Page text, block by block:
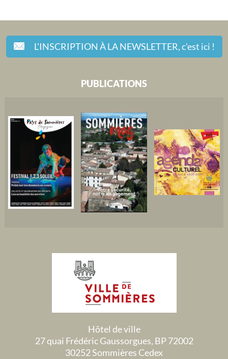
L'INSCRIPTION À LA NEWSLETTER,c'est ici !
PUBLICATIONS
Hôtel de ville
27 quai Frédéric Gaussorgues, BP 72002
30252 Sommières Cedex